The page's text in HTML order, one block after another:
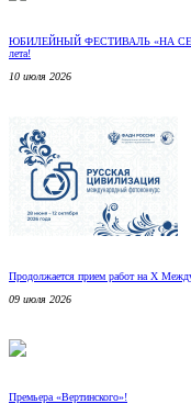
ЮБИЛЕЙНЫЙ ФЕСТИВАЛЬ «НА СЕМИ
лета!
10 июля 2026
Продолжается прием работ на Х
09 июля 2026
Премьера «Вертинского»!